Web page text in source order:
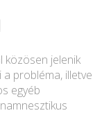
közösen jelenik
a probléma, illetve
egyéb